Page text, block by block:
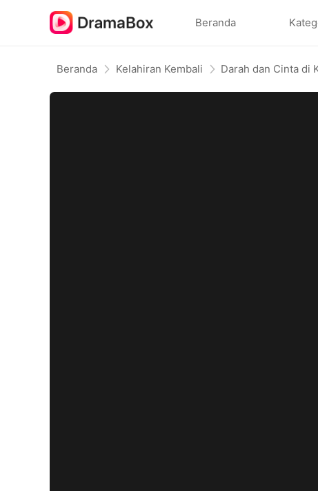
Beranda
Beranda Kelahiran Kembali Darah dan Cinta di